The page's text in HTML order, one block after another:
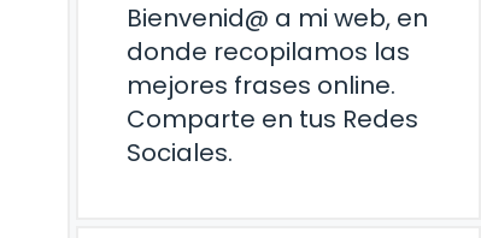
Bienvenid@ a mi web, en
donde recopilamos las
mejores frases online.
Comparte en tus Redes
Sociales.